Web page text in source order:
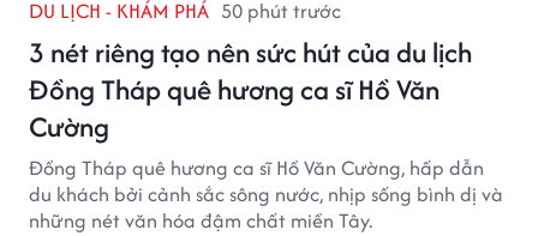
DU LỊCH - KHÁM PHÁ 50 phút trước
3 nét riêng tạo nên sức hút của du lịch
Đồng Tháp quê hương ca sĩ Hồ Văn
Cường
Đồng Tháp quê hương ca sĩ Hồ Văn Cường, hấp dẫn
du khách bởi cảnh sắc sông nước, nhịp sống bình dị và
những nét văn hóa đậm chất miền Tây.